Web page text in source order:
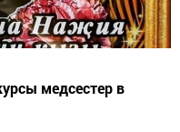
медсестер в